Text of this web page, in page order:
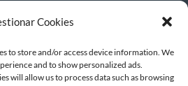
Cookies
to store and/or access device information. We
and to show personalized ads.
will allow us to process data such as browsing
| ETT · OUTSOURCING ·
reservados
|Política de privacidad|